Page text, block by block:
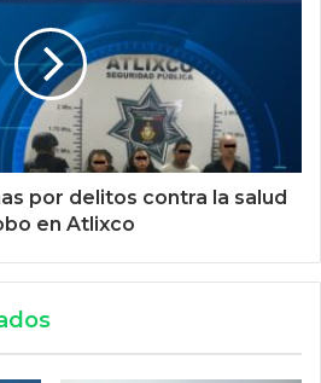
por delitos contra la salud
en Atlixco